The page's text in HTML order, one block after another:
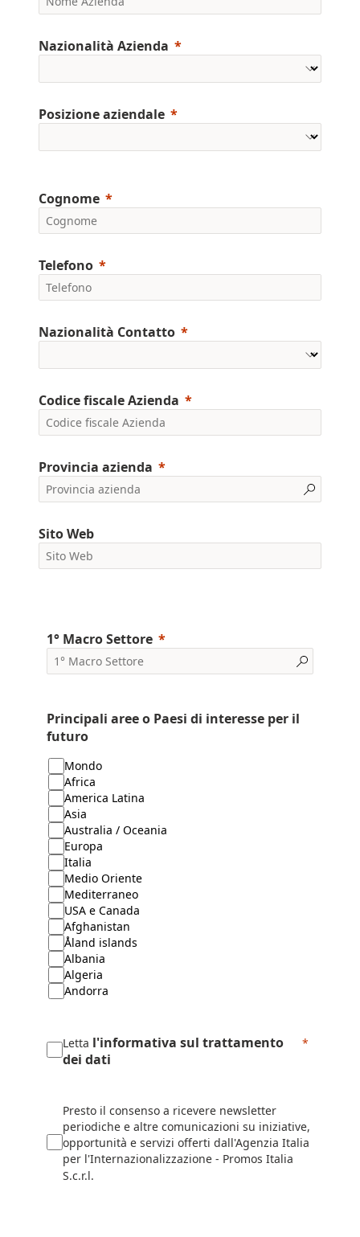
Nazionalità Azienda
Posizione aziendale
Cognome
Telefono
Nazionalità Contatto
Codice fiscale Azienda
Provincia azienda
Sito Web
1° Macro Settore
Principali aree o Paesi di interesse per il
futuro
Mondo
Africa
America Latina
Asia
Australia / Oceania
Europa
Italia
Medio Oriente
Mediterraneo
USA e Canada
Afghanistan
Åland islands
Albania
Algeria
Andorra
Antartide
Antigua e Barbuda
Arc.Svalbard e isola Jan Mayen
Argentina
Armenia
Aruba
Australia
Austria
Letta l'informativa sul trattamento
dei dati
Presto il consenso a ricevere newsletter
periodiche e altre comunicazioni su iniziative,
opportunità e servizi offerti dall'Agenzia Italia
per l'Internazionalizzazione - Promos Italia
S.c.r.l.